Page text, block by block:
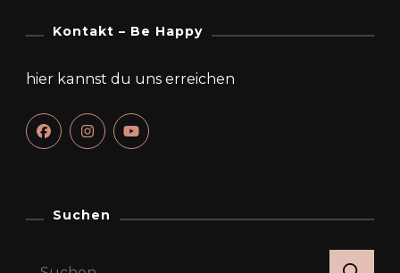
Kontakt – Be Happy
hier kannst du uns erreichen
Suchen
Suchen